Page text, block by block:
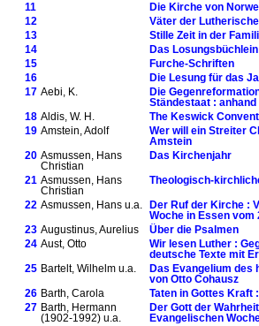
11
Die Kirche von
12
Väter der
13
Stille Zeit in der
14
Das
15
Furche-Schriften
16
Die Lesung für das
17 Aebi, K.
Die
Ständestaat :
18 Aldis, W. H.
The Keswick
19 Amstein, Adolf
Wer will ein Streiter
Amstein
20 Asmussen, Hans
Christian
Das Kirchenjahr
21 Asmussen, Hans
Christian
Theologisch-
22 Asmussen, Hans u.a.
Der Ruf der Kirche :
Woche in Essen vom
23 Augustinus, Aurelius
Über die Psalmen
24 Aust, Otto
Wir lesen Luther :
deutsche Texte mit
25 Bartelt, Wilhelm u.a.
Das Evangelium des
von Otto Cohausz
26 Barth, Carola
Taten in Gottes Kraft
27 Barth, Hermann
(1902-1992) u.a.
Der Gott der
Evangelischen